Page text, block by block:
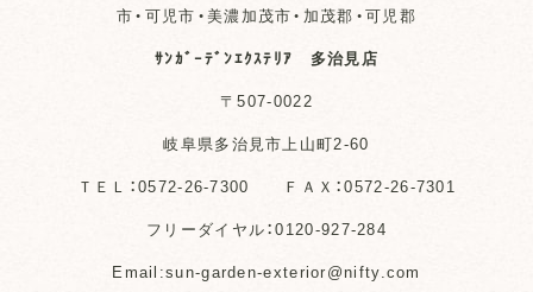
市・可児市・美濃加茂市・加茂郡・可児郡
ｻﾝｶﾞｰﾃﾞﾝｴｸｽﾃﾘｱ 多治見店
〒507-0022
岐阜県多治見市上山町2-60
ＴＥＬ：0572-26-7300 ＦＡＸ：0572-26-7301
フリーダイヤル：0120-927-284
Email:sun-garden-exterior@nifty.com